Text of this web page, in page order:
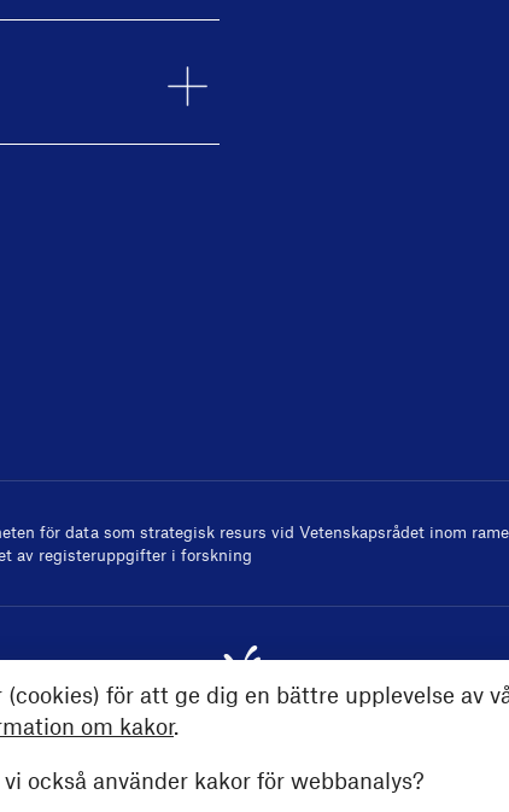
(cookies) för att ge dig en bättre upplevelse av
om kakor.
också använder kakor för webbanalys?
för data som strategisk resurs vid Vetenskapsrådet inom
av registeruppgifter i forskning